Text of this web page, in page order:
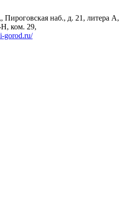
, Пироговская наб., д. 21, литера А,
Н, ком. 29,
gorod.ru/